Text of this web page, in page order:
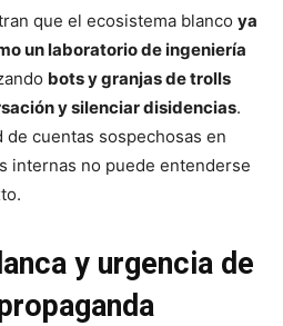
que el ecosistema blanco ya
un laboratorio de ingeniería
bots y granjas de trolls
y silenciar disidencias.
de cuentas sospechosas en
internas no puede entenderse
y urgencia de